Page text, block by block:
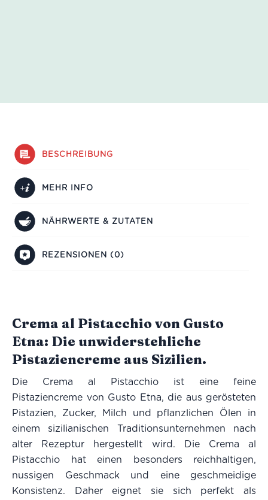
BESCHREIBUNG
MEHR INFO
NÄHRWERTE & ZUTATEN
REZENSIONEN (0)
Crema al Pistacchio von Gusto
Etna: Die unwiderstehliche
Pistaziencreme aus Sizilien.
Die Crema al Pistacchio ist eine feine
Pistaziencreme von Gusto Etna, die aus gerösteten
Pistazien, Zucker, Milch und pflanzlichen Ölen in
einem sizilianischen Traditionsunternehmen nach
alter Rezeptur hergestellt wird. Die Crema al
Pistacchio hat einen besonders reichhaltigen,
nussigen Geschmack und eine geschmeidige
Konsistenz. Daher eignet sie sich perfekt als